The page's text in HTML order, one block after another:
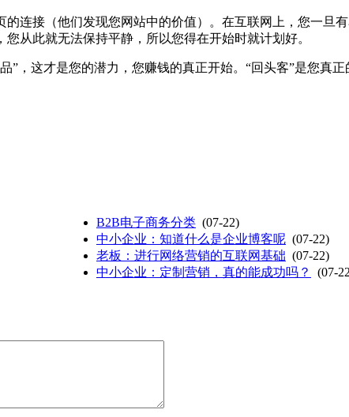
连接（他们发现您网站中的价值）。在互联网上，您一旦
从此就无法保持平静，所以您得在开始时就计划好。
，这才是您的潜力，您赚钱的真正开始。“回头客”是您真正
B2B电子商务分类 (07-22)
中小企业：知道什么是企业博客呢 (07-22)
老板：进行网络营销的互联网基础 (07-22)
中小企业：定制营销，真的能成功吗？
(07-